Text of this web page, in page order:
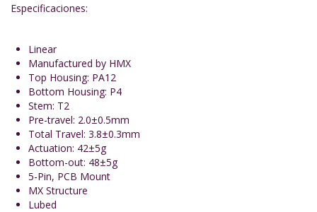
Especificaciones:
Linear
Manufactured by HMX
Top Housing: PA12
Bottom Housing: P4
Stem: T2
Pre-travel: 2.0±0.5mm
Total Travel: 3.8±0.3mm
Actuation: 42±5g
Bottom-out: 48±5g
5-Pin, PCB Mount
MX Structure
Lubed